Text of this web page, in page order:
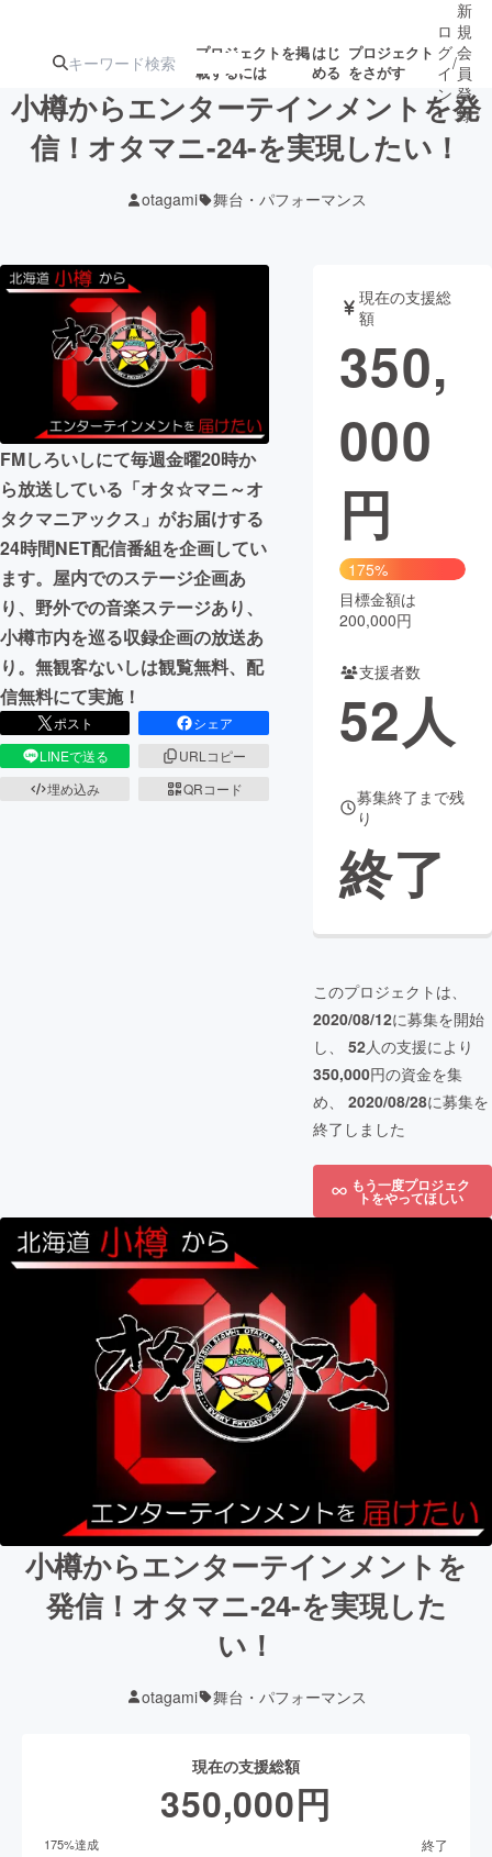
プロジェクトを掲
載するには
はじ
める
プロジェクト
をさがす
ターン
注目の新着プロ
ジェクト
ロジェクト
アート・写真 音楽
テクノロジー・ガジェット ゲーム・サ
映像・映画
ビジネス・起業
まちづくり・地域活性化
CAMPFIRE for Social Good
CAMPFIRE Creation
CAMPFIREふるさと納税machi-ya コミュニティ
ロ
グ
イ
ン
/
新
規
会
員
登
録
小樽からエンターテインメントを発
信！オタマニ-24-を実現したい！
otagami 舞台・パフォーマンス
FMしろいしにて毎週金曜20時か
ら放送している「オタ☆マニ～オ
タクマニアックス」がお届けする
24時間NET配信番組を企画してい
ます。屋内でのステージ企画あ
り、野外での音楽ステージあり、
小樽市内を巡る収録企画の放送あ
り。無観客ないしは観覧無料、配
信無料にて実施！
ポスト
シェア
LINEで送る
URLコピー
埋め込み
QRコード
現在の支援総
額
350,
000
円
175%
目標金額は
200,000円
支援者数
52人
募集終了まで残
り
終了
このプロジェクトは、
2020/08/12に募集を開始
し、 52人の支援により
350,000円の資金を集
め、 2020/08/28に募集を
終了しました
もう一度プロジェク
トをやってほしい
小樽からエンターテインメントを
発信！オタマニ-24-を実現した
い！
otagami 舞台・パフォーマンス
現在の支援総額
350,000円
175%達成 終了